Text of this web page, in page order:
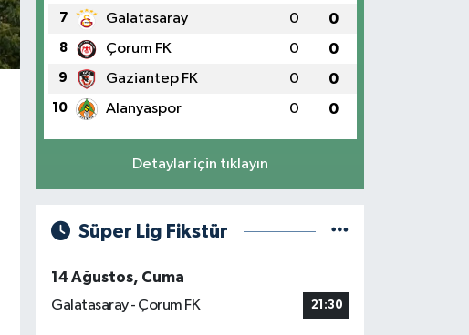
7 Galatasaray 0 0
8 Çorum FK 0 0
9 Gaziantep FK 0 0
10 Alanyaspor 0 0
Detaylar için tıklayın
Süper Lig Fikstür
14 Ağustos, Cuma
Galatasaray - Çorum FK
21:30